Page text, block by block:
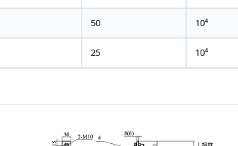
10⁴
50
10⁴
25